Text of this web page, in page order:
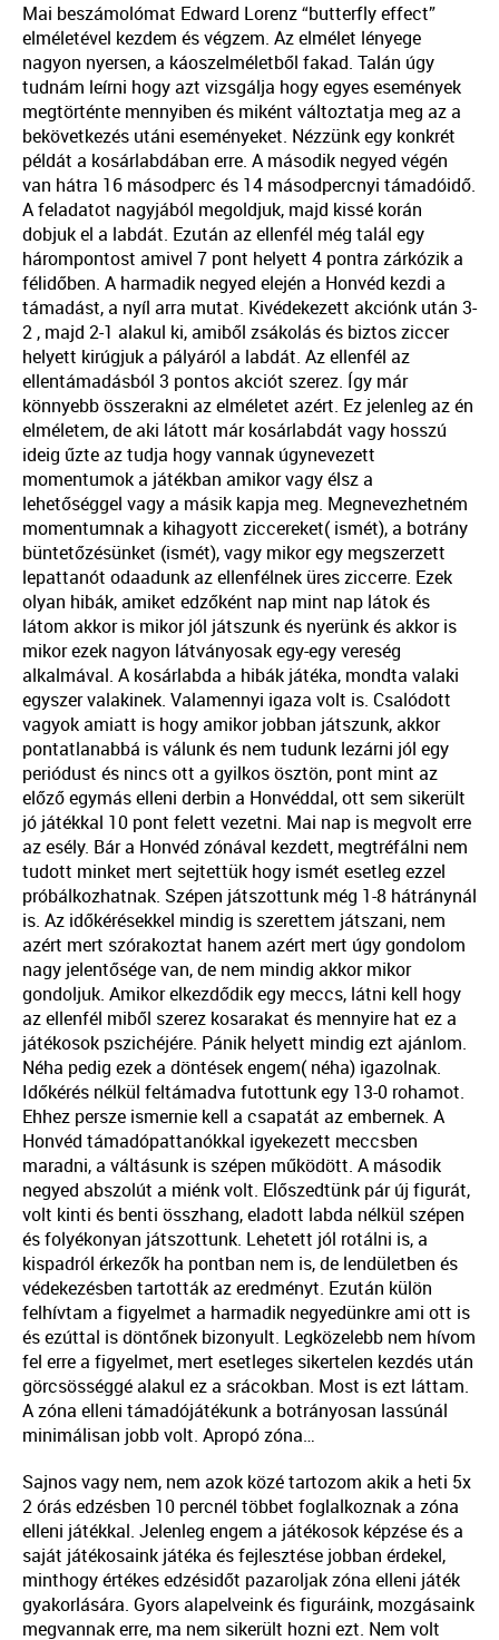
Mai beszámolómat Edward Lorenz “butterfly effect”
elméletével kezdem és végzem. Az elmélet lényege
nagyon nyersen, a káoszelméletből fakad. Talán úgy
tudnám leírni hogy azt vizsgálja hogy egyes események
megtörténte mennyiben és miként változtatja meg az a
bekövetkezés utáni eseményeket. Nézzünk egy konkrét
példát a kosárlabdában erre. A második negyed végén
van hátra 16 másodperc és 14 másodpercnyi támadóidő.
A feladatot nagyjából megoldjuk, majd kissé korán
dobjuk el a labdát. Ezután az ellenfél még talál egy
hárompontost amivel 7 pont helyett 4 pontra zárkózik a
félidőben. A harmadik negyed elején a Honvéd kezdi a
támadást, a nyíl arra mutat. Kivédekezett akciónk után 3-
2 , majd 2-1 alakul ki, amiből zsákolás és biztos ziccer
helyett kirúgjuk a pályáról a labdát. Az ellenfél az
ellentámadásból 3 pontos akciót szerez. Így már
könnyebb összerakni az elméletet azért. Ez jelenleg az én
elméletem, de aki látott már kosárlabdát vagy hosszú
ideig űzte az tudja hogy vannak úgynevezett
momentumok a játékban amikor vagy élsz a
lehetőséggel vagy a másik kapja meg. Megnevezhetném
momentumnak a kihagyott ziccereket( ismét), a botrány
büntetőzésünket (ismét), vagy mikor egy megszerzett
lepattanót odaadunk az ellenfélnek üres ziccerre. Ezek
olyan hibák, amiket edzőként nap mint nap látok és
látom akkor is mikor jól játszunk és nyerünk és akkor is
mikor ezek nagyon látványosak egy-egy vereség
alkalmával. A kosárlabda a hibák játéka, mondta valaki
egyszer valakinek. Valamennyi igaza volt is. Csalódott
vagyok amiatt is hogy amikor jobban játszunk, akkor
pontatlanabbá is válunk és nem tudunk lezárni jól egy
periódust és nincs ott a gyilkos ösztön, pont mint az
előző egymás elleni derbin a Honvéddal, ott sem sikerült
jó játékkal 10 pont felett vezetni. Mai nap is megvolt erre
az esély. Bár a Honvéd zónával kezdett, megtréfálni nem
tudott minket mert sejtettük hogy ismét esetleg ezzel
próbálkozhatnak. Szépen játszottunk még 1-8 hátránynál
is. Az időkérésekkel mindig is szerettem játszani, nem
azért mert szórakoztat hanem azért mert úgy gondolom
nagy jelentősége van, de nem mindig akkor mikor
gondoljuk. Amikor elkezdődik egy meccs, látni kell hogy
az ellenfél miből szerez kosarakat és mennyire hat ez a
játékosok pszichéjére. Pánik helyett mindig ezt ajánlom.
Néha pedig ezek a döntések engem( néha) igazolnak.
Időkérés nélkül feltámadva futottunk egy 13-0 rohamot.
Ehhez persze ismernie kell a csapatát az embernek. A
Honvéd támadópattanókkal igyekezett meccsben
maradni, a váltásunk is szépen működött. A második
negyed abszolút a miénk volt. Előszedtünk pár új figurát,
volt kinti és benti összhang, eladott labda nélkül szépen
és folyékonyan játszottunk. Lehetett jól rotálni is, a
kispadról érkezők ha pontban nem is, de lendületben és
védekezésben tartották az eredményt. Ezután külön
felhívtam a figyelmet a harmadik negyedünkre ami ott is
és ezúttal is döntőnek bizonyult. Legközelebb nem hívom
fel erre a figyelmet, mert esetleges sikertelen kezdés után
görcsösséggé alakul ez a srácokban. Most is ezt láttam.
A zóna elleni támadójátékunk a botrányosan lassúnál
minimálisan jobb volt. Apropó zóna…
Sajnos vagy nem, nem azok közé tartozom akik a heti 5x
2 órás edzésben 10 percnél többet foglalkoznak a zóna
elleni játékkal. Jelenleg engem a játékosok képzése és a
saját játékosaink játéka és fejlesztése jobban érdekel,
minthogy értékes edzésidőt pazaroljak zóna elleni játék
gyakorlására. Gyors alapelveink és figuráink, mozgásaink
megvannak erre, ma nem sikerült hozni ezt. Nem volt